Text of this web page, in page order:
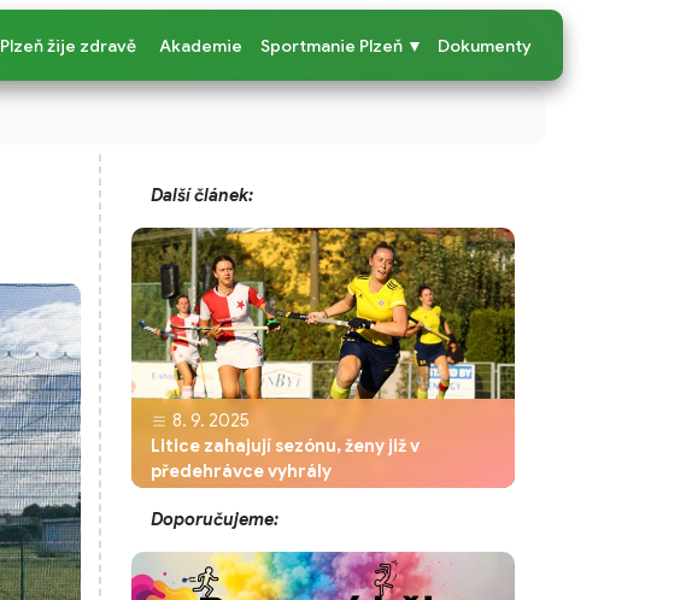
Plzeň žije zdravě Akademie Sportmanie Plzeň ▼ Dokumenty
Další článek:
8. 9. 2025
Litice zahajují sezónu, ženy již v
předehrávce vyhrály
Doporučujeme: